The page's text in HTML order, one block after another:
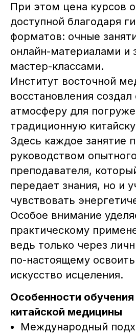
При этом цена курсов
доступной благодаря
форматов: очные
онлайн-материалами и
мастер-классами.
Институт восточной
восстановления
атмосферу для
традиционную
Здесь каждое занятие
руководством опытного
преподавателя,
передает знания, но и
чувствовать
Особое внимание
практическому
ведь только через
по-настоящему
искусство исцеления.
Особенности обучения
китайской медицины
Международный